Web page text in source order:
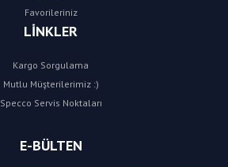
Favorileriniz
LİNKLER
Kargo Sorgulama
Mutlu Müşterilerimiz :)
Specco Servis Noktaları
E-BÜLTEN